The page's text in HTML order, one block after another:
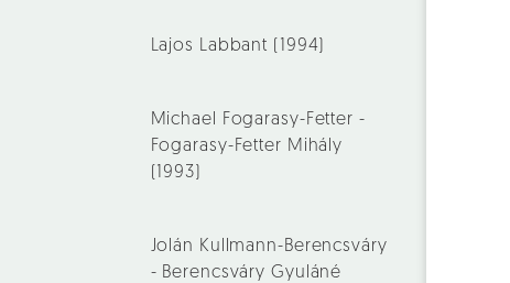
Lajos Labbant (1994)
Michael Fogarasy-Fetter -
Fogarasy-Fetter Mihály
(1993)
Jolán Kullmann-Berencsváry
- Berencsváry Gyuláné